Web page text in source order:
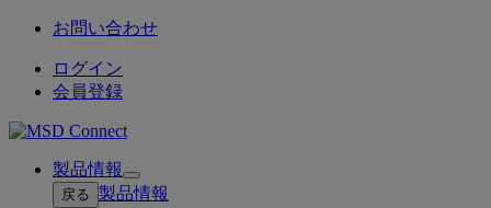
お問い合わせ
ログイン
会員登録
製品情報
Open
submenu
戻る 製品情報